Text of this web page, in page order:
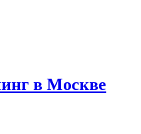
в Москве